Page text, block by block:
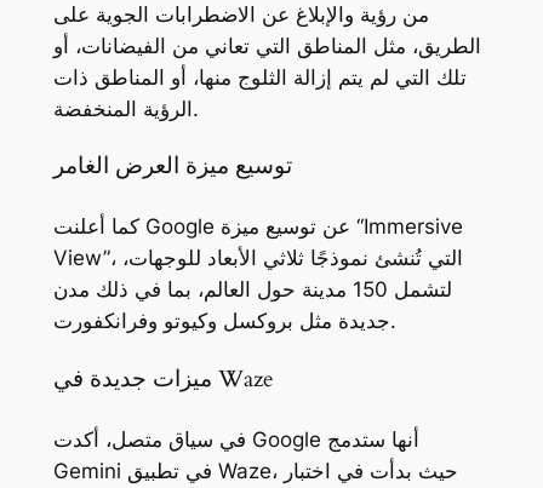
من رؤية والإبلاغ عن الاضطرابات الجوية على
الطريق، مثل المناطق التي تعاني من الفيضانات، أو
تلك التي لم يتم إزالة الثلوج منها، أو المناطق ذات
الرؤية المنخفضة.
توسيع ميزة العرض الغامر
كما أعلنت Google عن توسيع ميزة “Immersive
View”، التي تُنشئ نموذجًا ثلاثي الأبعاد للوجهات،
لتشمل 150 مدينة حول العالم، بما في ذلك مدن
جديدة مثل بروكسل وكيوتو وفرانكفورت.
ميزات جديدة في Waze
في سياق متصل، أكدت Google أنها ستدمج
Gemini في تطبيق Waze، حيث بدأت في اختبار